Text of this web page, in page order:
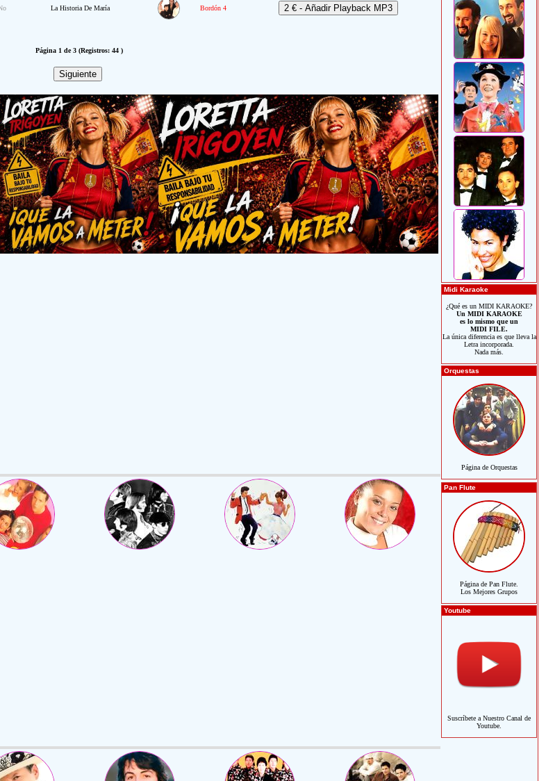
La Historia De María Bordón 4
Página 1 de 3 (Registros: 44 )
Midi Karaoke
¿Qué es un MIDI KARAOKE?
Un MIDI KARAOKE
es lo mismo que un
MIDI FILE.
La única diferencia es que lleva la
Letra incorporada.
Nada más.
Orquestas
Página de Orquestas
Pan Flute
Página de Pan Flute.
Los Mejores Grupos
Youtube
Suscríbete a Nuestro Canal de
Youtube.